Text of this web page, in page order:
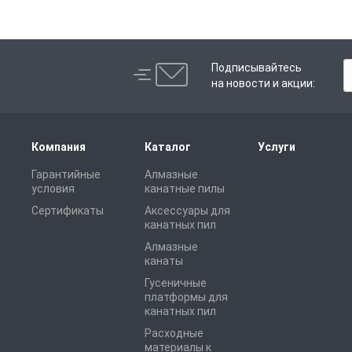
Подписывайтесь
на новости и акции:
Компания
Гарантийные
условия
Сертификаты
Каталог
Алмазные
канатные пилы
Аксессуары для
канатных пил
Алмазные
канаты
Гусеничные
платформы для
канатных пил
Расходные
материалы к
Услуги